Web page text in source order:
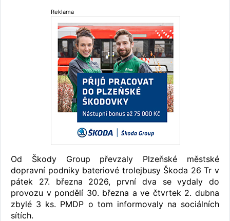
Reklama
Od Škody Group převzaly Plzeňské městské
dopravní podniky bateriové trolejbusy Škoda 26 Tr v
pátek 27. března 2026, první dva se vydaly do
provozu v pondělí 30. března a ve čtvrtek 2. dubna
zbylé 3 ks. PMDP o tom informovaly na sociálních
sítích.